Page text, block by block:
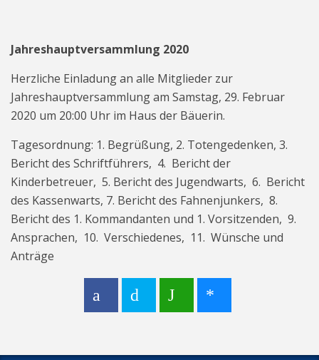
Jahreshauptversammlung 2020
Herzliche Einladung an alle Mitglieder zur
Jahreshauptversammlung am Samstag, 29. Februar
2020 um 20:00 Uhr im Haus der Bäuerin.
Tagesordnung: 1. Begrüßung, 2. Totengedenken, 3.
Bericht des Schriftführers, 4. Bericht der
Kinderbetreuer, 5. Bericht des Jugendwarts, 6. Bericht
des Kassenwarts, 7. Bericht des Fahnenjunkers, 8.
Bericht des 1. Kommandanten und 1. Vorsitzenden, 9.
Ansprachen, 10. Verschiedenes, 11. Wünsche und
Anträge